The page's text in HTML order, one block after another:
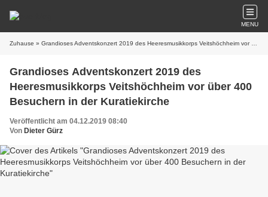
MENU
Zuhause » Grandioses Adventskonzert 2019 des Heeresmusikkorps Veitshöchheim vor über 400 Besuchern in der Kuratiekirche
Grandioses Adventskonzert 2019 des
Heeresmusikkorps Veitshöchheim vor über 400
Besuchern in der Kuratiekirche
Veröffentlicht am 04.12.2019 08:40
Von Dieter Gürz